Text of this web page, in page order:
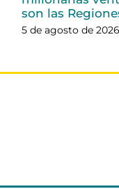
son las
5 de agosto de 2026